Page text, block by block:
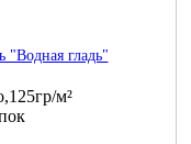
"Водная гладь"
м²